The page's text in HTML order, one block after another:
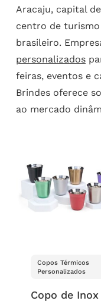
Aracaju, capital
centro de
brasileiro.
personalizados
feiras, eventos e
Brindes oferece
ao mercado
Copos Térmicos
Personalizados
Copo de Inox